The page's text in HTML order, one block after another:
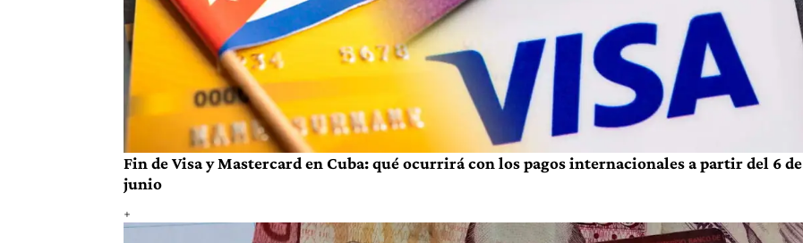
Fin de Visa y Mastercard en Cuba: qué ocurrirá con los pagos internacionales a partir del 6 de
junio